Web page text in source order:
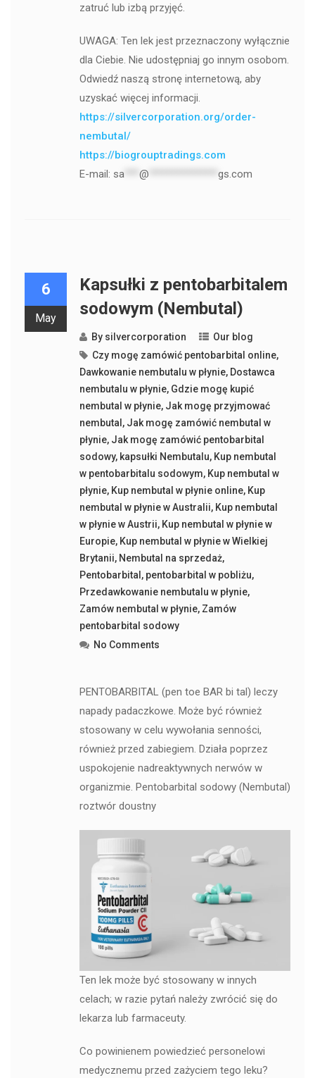
zatruć lub izbą przyjęć.
UWAGA: Ten lek jest przeznaczony wyłącznie
dla Ciebie. Nie udostępniaj go innym osobom.
Odwiedź naszą stronę internetową, aby
uzyskać więcej informacji.
https://silvercorporation.org/order-
nembutal/
https://biogrouptradings.com
E-mail: sa*** @ gs.com
6
May
Kapsułki z pentobarbitalem
sodowym (Nembutal)
By silvercorporation
Our blog
Czy mogę zamówić pentobarbital online,
Dawkowanie nembutalu w płynie, Dostawca
nembutalu w płynie, Gdzie mogę kupić
nembutal w płynie, Jak mogę przyjmować
nembutal , Jak mogę zamówić nembutal w
płynie, Jak mogę zamówić pentobarbital
sodowy, kapsułki Nembutalu, Kup nembutal
w pentobarbitalu sodowym, Kup nembutal w
płynie, Kup nembutal w płynie online, Kup
nembutal w płynie w Australii, Kup nembutal
w płynie w Austrii, Kup nembutal w płynie w
Europie, Kup nembutal w płynie w Wielkiej
Brytanii, Nembutal na sprzedaż,
Pentobarbital , pentobarbital w pobliżu,
Przedawkowanie nembutalu w płynie,
Zamów nembutal w płynie, Zamów
pentobarbital sodowy
No Comments
PENTOBARBITAL (pen toe BAR bi tal) leczy
napady padaczkowe. Może być również
stosowany w celu wywołania senności,
również przed zabiegiem. Działa poprzez
uspokojenie nadreaktywnych nerwów w
organizmie. Pentobarbital sodowy (Nembutal)
roztwór doustny
Ten lek może być stosowany w innych
celach; w razie pytań należy zwrócić się do
lekarza lub farmaceuty.
Co powinienem powiedzieć personelowi
medycznemu przed zażyciem tego leku?